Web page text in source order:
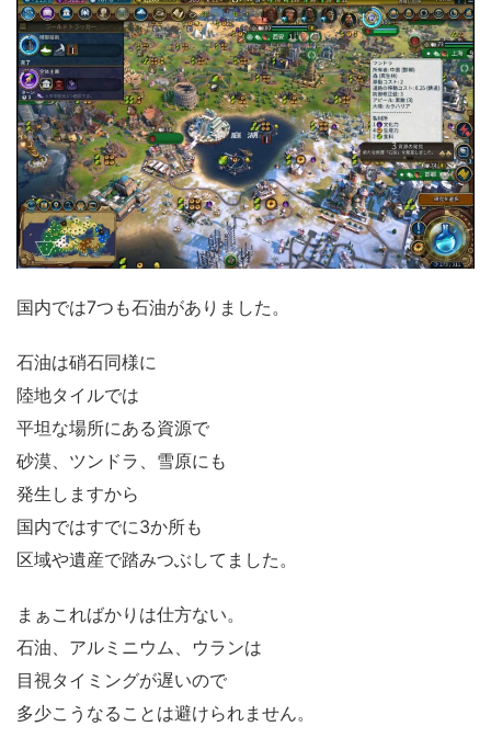
国内では7つも石油がありました。
石油は硝石同様に
陸地タイルでは
平坦な場所にある資源で
砂漠、ツンドラ、雪原にも
発生しますから
国内ではすでに3か所も
区域や遺産で踏みつぶしてました。
まぁこればかりは仕方ない。
石油、アルミニウム、ウランは
目視タイミングが遅いので
多少こうなることは避けられません。